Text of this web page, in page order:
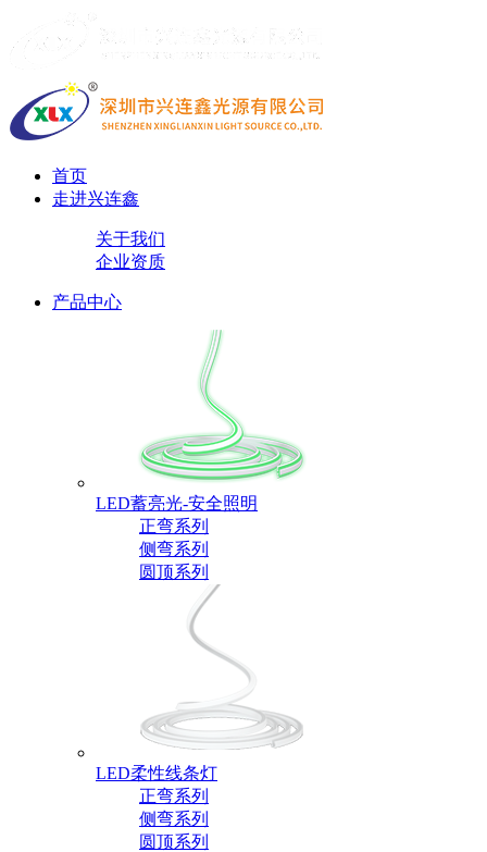
首页
走进兴连鑫
关于我们
企业资质
产品中心
LED蓄亮光-安全照明
正弯系列
侧弯系列
圆顶系列
LED柔性线条灯
正弯系列
侧弯系列
圆顶系列